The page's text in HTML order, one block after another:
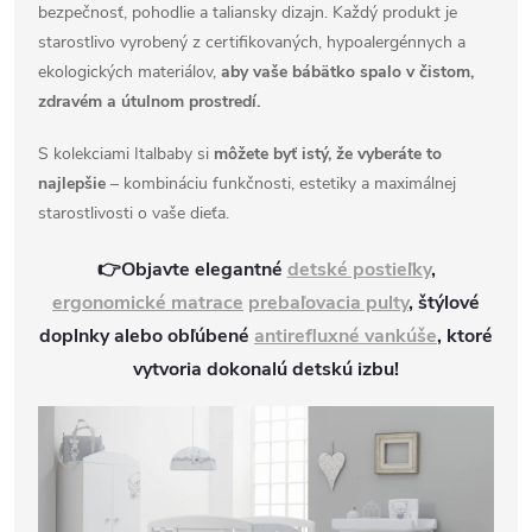
bezpečnosť, pohodlie a taliansky dizajn. Každý produkt je
starostlivo vyrobený z certifikovaných, hypoalergénnych a
ekologických materiálov, aby vaše bábätko spalo v čistom,
zdravém a útulnom prostredí.
S kolekciami Italbaby si môžete byť istý, že vyberáte to
najlepšie – kombináciu funkčnosti, estetiky a maximálnej
starostlivosti o vaše dieťa.
👉Objavte elegantné detské postieľky,
ergonomické matrace prebaľovacia pulty, štýlové
doplnky alebo obľúbené antirefluxné vankúše, ktoré
vytvoria dokonalú detskú izbu!